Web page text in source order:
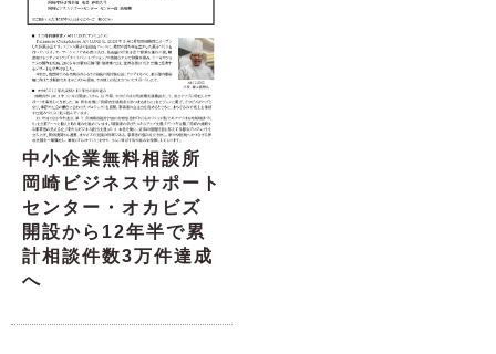
中小企業無料相談所
岡崎ビジネスサポート
センター・オカビズ
開設から12年半で累
計相談件数3万件達成
へ